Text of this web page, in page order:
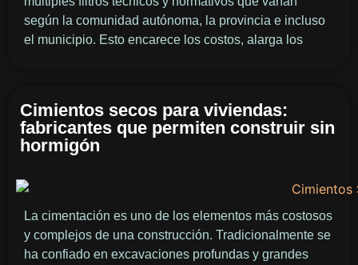
según la comunidad autónoma, la provincia e incluso
el municipio. Esto encarece los costos, alarga los
Cimientos secos para viviendas:
fabricantes que permiten construir sin
hormigón
La cimentación es uno de los elementos más costosos
y complejos de una construcción. Tradicionalmente se
ha confiado en excavaciones profundas y grandes